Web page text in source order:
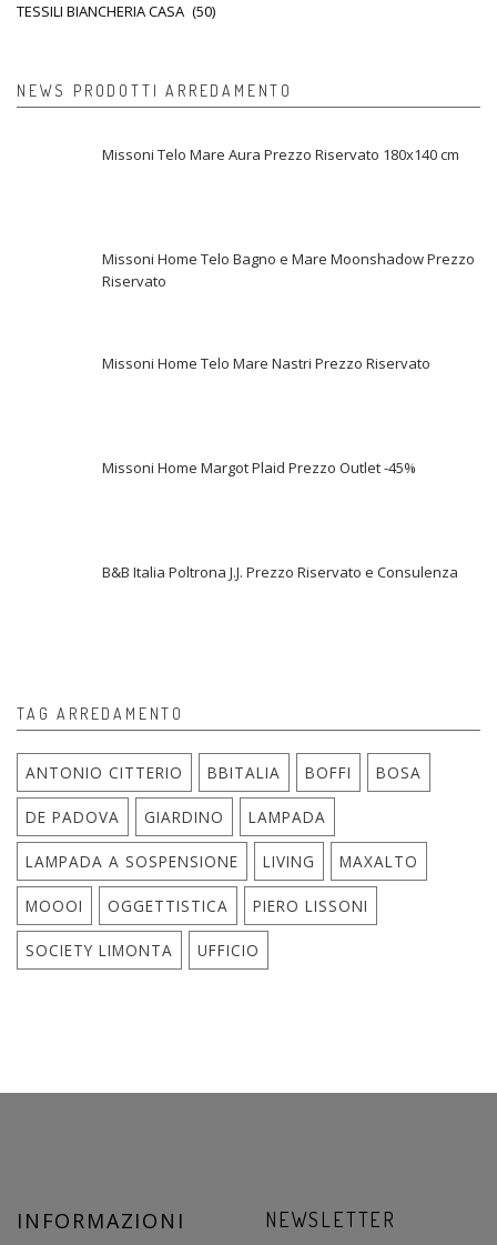
TESSILI BIANCHERIA CASA (50)
NEWS PRODOTTI ARREDAMENTO
Missoni Telo Mare Aura Prezzo Riservato 180x140 cm
Missoni Home Telo Bagno e Mare Moonshadow Prezzo
Riservato
Missoni Home Telo Mare Nastri Prezzo Riservato
Missoni Home Margot Plaid Prezzo Outlet -45%
B&B Italia Poltrona J.J. Prezzo Riservato e Consulenza
TAG ARREDAMENTO
ANTONIO CITTERIO BBITALIA BOFFI BOSA
DE PADOVA GIARDINO LAMPADA
LAMPADA A SOSPENSIONE LIVING MAXALTO
MOOOI OGGETTISTICA PIERO LISSONI
SOCIETY LIMONTA UFFICIO
INFORMAZIONI NEWSLETTER